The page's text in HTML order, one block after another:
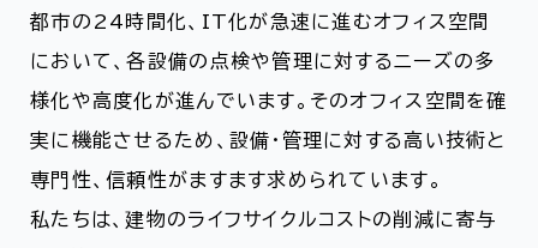
都市の24時間化、IT化が急速に進むオフィス空間
において、各設備の点検や管理に対するニーズの多
様化や高度化が進んでいます。そのオフィス空間を確
実に機能させるため、設備･管理に対する高い技術と
専門性、信頼性がますます求められています。
私たちは、建物のライフサイクルコストの削減に寄与